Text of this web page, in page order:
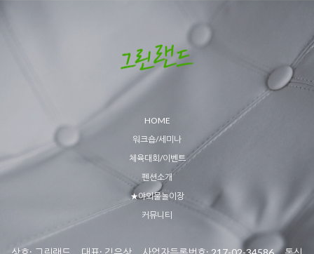
HOME
워크숍/세미나
체육대회/이벤트
펜션소개
★야외물놀이장
커뮤니티